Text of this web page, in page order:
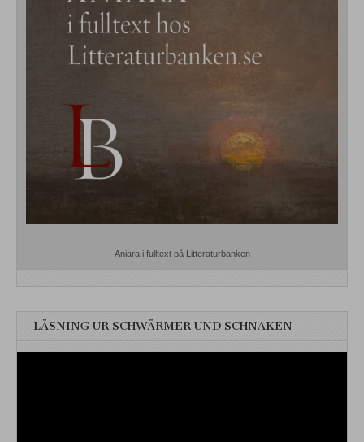
Aniara i fulltext på Litteraturbanken
LÄSNING UR SCHWÄRMER UND SCHNAKEN